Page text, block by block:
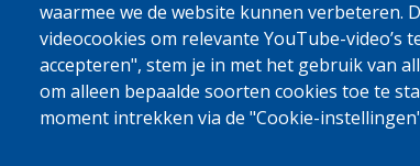
waarmee we de website kunnen verbeteren.
videocookies om relevante YouTube-video’s
accepteren", stem je in met het gebruik van
om alleen bepaalde soorten cookies toe te
moment intrekken via de "Cookie-